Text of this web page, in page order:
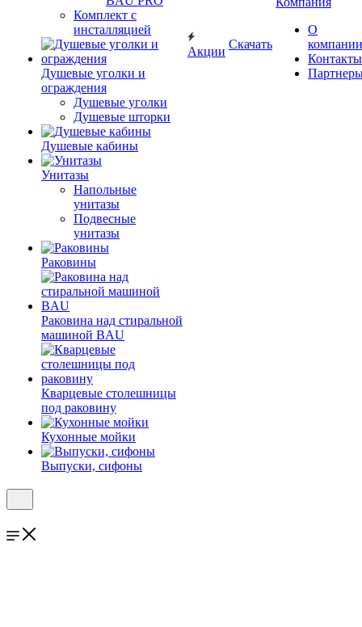
Комплект с
инсталляцией
Душевые уголки и
ограждения
Душевые уголки
Душевые шторки
Душевые кабины
Унитазы
Напольные
унитазы
Подвесные
унитазы
Раковины
Раковина над стиральной
машиной BAU
Кварцевые столешницы
под раковину
Кухонные мойки
Выпуски, сифоны
Акции
Скачать
О
компании
Контакты